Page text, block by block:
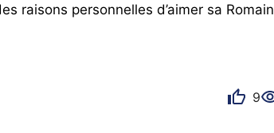
raisons personnelles d’aimer sa Romain
9